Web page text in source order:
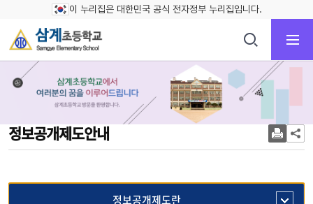
이 누리집은 대한민국 공식 전자정부 누리집입니다.
정보공개제도안내
정보공개제도란